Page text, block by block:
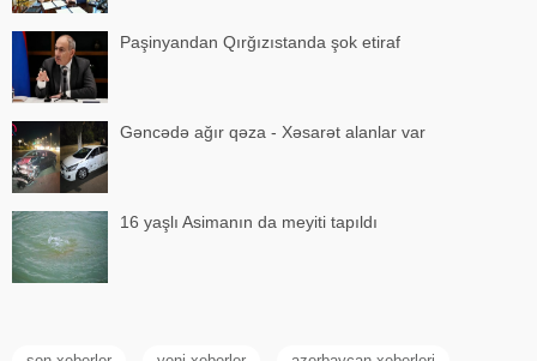
Paşinyandan Qırğızıstanda şok etiraf
Gəncədə ağır qəza - Xəsarət alanlar var
16 yaşlı Asimanın da meyiti tapıldı